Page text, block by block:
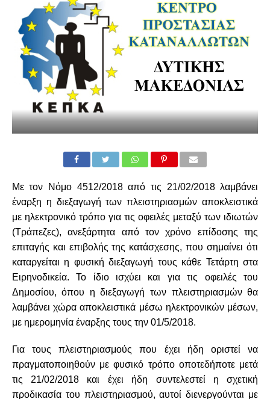
Με τον Νόμο 4512/2018 από τις 21/02/2018 λαμβάνει
έναρξη η διεξαγωγή των πλειστηριασμών αποκλειστικά
με ηλεκτρονικό τρόπο για τις οφειλές μεταξύ των ιδιωτών
(Τράπεζες), ανεξάρτητα από τον χρόνο επίδοσης της
επιταγής και επιβολής της κατάσχεσης, που σημαίνει ότι
καταργείται η φυσική διεξαγωγή τους κάθε Τετάρτη στα
Ειρηνοδικεία. Το ίδιο ισχύει και για τις οφειλές του
Δημοσίου, όπου η διεξαγωγή των πλειστηριασμών θα
λαμβάνει χώρα αποκλειστικά μέσω ηλεκτρονικών μέσων,
με ημερομηνία έναρξης τους την 01/5/2018.
Για τους πλειστηριασμούς που έχει ήδη οριστεί να
πραγματοποιηθούν με φυσικό τρόπο οποτεδήποτε μετά
τις 21/02/2018 και έχει ήδη συντελεστεί η σχετική
προδικασία του πλειστηριασμού, αυτοί διενεργούνται με